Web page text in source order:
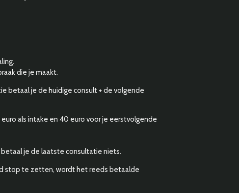
die je maakt.
betaal je de huidige consult + de volgende
als intake en 40 euro voor je eerstvolgende
je de laatste consultatie niets.
stop te zetten, wordt het reeds betaalde